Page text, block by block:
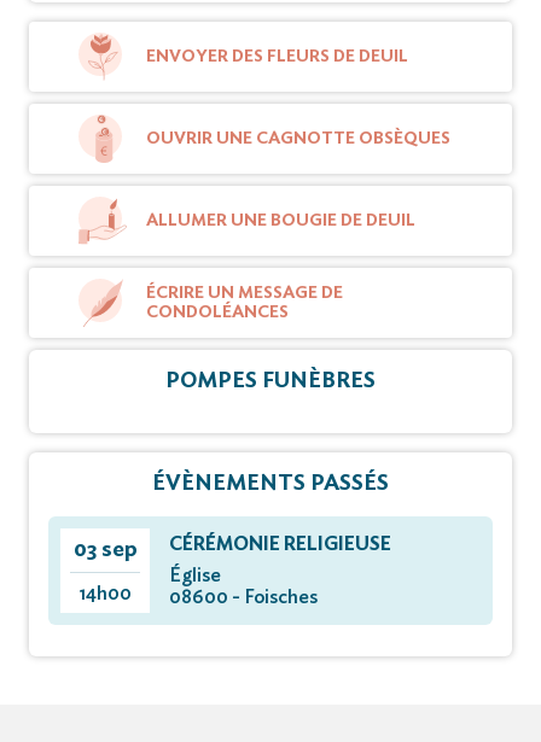
ENVOYER DES FLEURS DE DEUIL
OUVRIR UNE CAGNOTTE OBSÈQUES
ALLUMER UNE BOUGIE DE DEUIL
ÉCRIRE UN MESSAGE DE
CONDOLÉANCES
POMPES FUNÈBRES
ÉVÈNEMENTS PASSÉS
03 sep
14h00
CÉRÉMONIE RELIGIEUSE
Église
08600 - Foisches